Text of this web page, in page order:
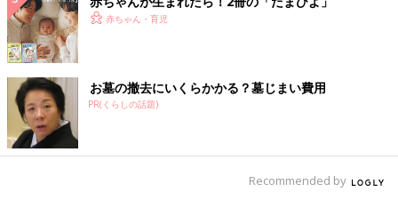
赤ちゃん・育児
お墓の撤去にいくらかかる？墓じまい費用
PR(くらしの話題)
Recommended by